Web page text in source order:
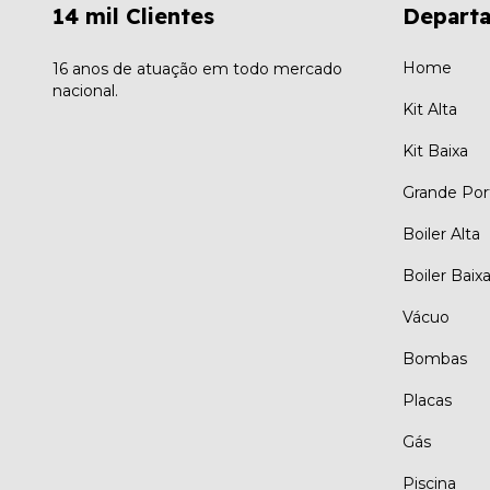
14 mil Clientes
16 anos de atuação em todo mercado
nacional.
Home
Kit Alta
Kit Baixa
Grande
Boiler Alta
Boiler Baixa
Vácuo
Bombas
Placas
Gás
Piscina